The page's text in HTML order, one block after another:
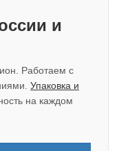
и
Работаем с
Упаковка и
на каждом